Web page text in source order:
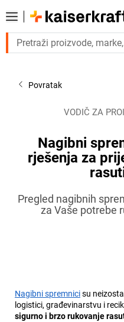
proizvod hitno? Pogledajte
Povratak
VODIČ ZA
Nagibni
rješenja za
Pregled nagibnih
za Vaše potrebe
Nagibni spremnicisu
logistici, građevinarstvu i
sigurno i brzo rukovanje